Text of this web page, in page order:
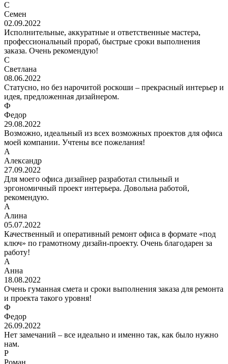
С
Семен
02.09.2022
Исполнительные, аккуратные и ответственные мастера,
профессиональный прораб, быстрые сроки выполнения
заказа. Очень рекомендую!
С
Светлана
08.06.2022
Статусно, но без нарочитой роскоши – прекрасный интерьер и
идея, предложенная дизайнером.
Ф
Федор
29.08.2022
Возможно, идеальный из всех возможных проектов для офиса
моей компании. Учтены все пожелания!
А
Александр
27.09.2022
Для моего офиса дизайнер разработал стильный и
эргономичный проект интерьера. Довольна работой,
рекомендую.
А
Алина
05.07.2022
Качественный и оперативный ремонт офиса в формате «под
ключ» по грамотному дизайн-проекту. Очень благодарен за
работу!
А
Анна
18.08.2022
Очень гуманная смета и сроки выполнения заказа для ремонта
и проекта такого уровня!
Ф
Федор
26.09.2022
Нет замечаний – все идеально и именно так, как было нужно
нам.
Р